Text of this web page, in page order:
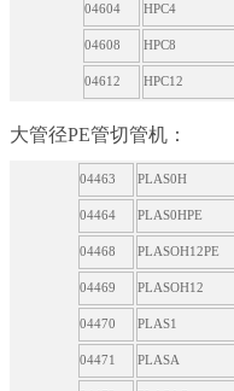
04604 HPC4
04608 HPC8
04612 HPC12
大管径PE管切管机：
04463 PLAS0H
04464 PLAS0HPE
04468 PLASOH12PE
04469 PLASOH12
04470 PLAS1
04471 PLASA